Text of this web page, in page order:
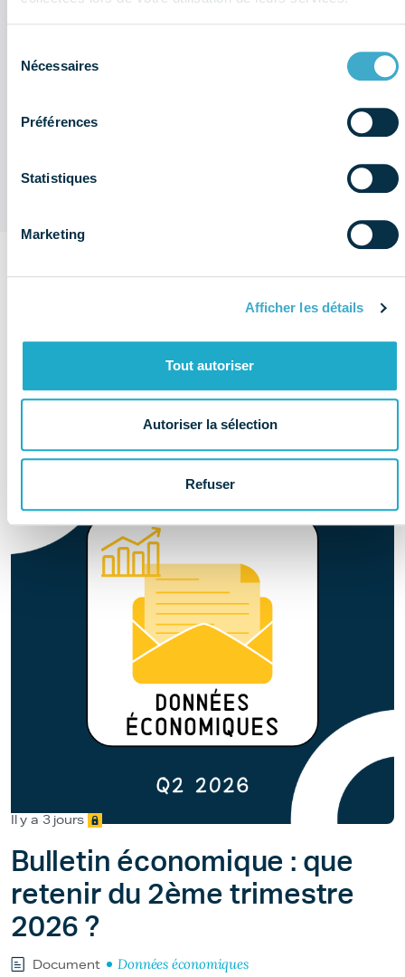
Nécessaires
Préférences
Statistiques
Marketing
Afficher les détails
Tout autoriser
Autoriser la sélection
Refuser
Réglementation
publications
Il y a 3 jours
Bulletin économique : que
retenir du 2ème trimestre
2026 ?
Document Données économiques